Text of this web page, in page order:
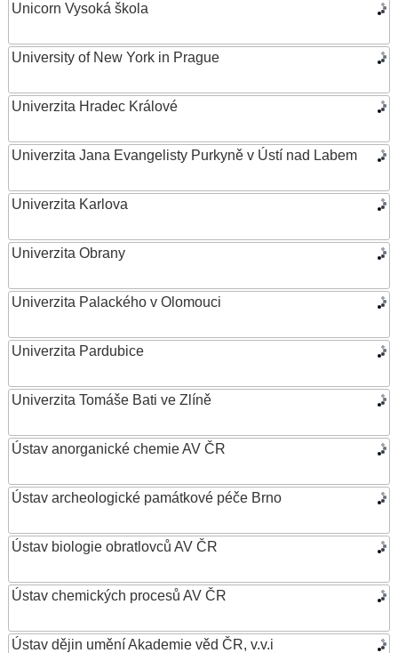
Unicorn Vysoká škola
University of New York in Prague
Univerzita Hradec Králové
Univerzita Jana Evangelisty Purkyně v Ústí nad Labem
Univerzita Karlova
Univerzita Obrany
Univerzita Palackého v Olomouci
Univerzita Pardubice
Univerzita Tomáše Bati ve Zlíně
Ústav anorganické chemie AV ČR
Ústav archeologické památkové péče Brno
Ústav biologie obratlovců AV ČR
Ústav chemických procesů AV ČR
Ústav dějin umění Akademie věd ČR, v.v.i